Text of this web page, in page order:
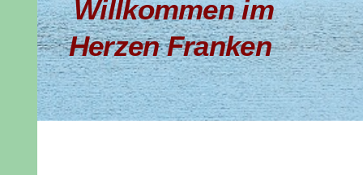
Willkommen im
Herzen Franken